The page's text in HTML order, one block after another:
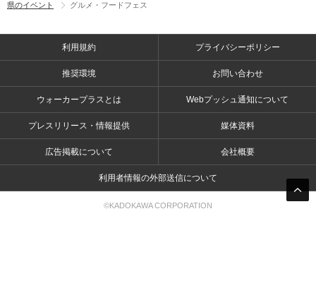
県のイベント
グルメ・フードフェス
利用規約 プライバシーポリシー
推奨環境 お問い合わせ
ウォーカープラスとは Webプッシュ通知について
プレスリリース・情報提供 媒体資料
広告掲載について 会社概要
利用者情報の外部送信について
©KADOKAWA CORPORATION